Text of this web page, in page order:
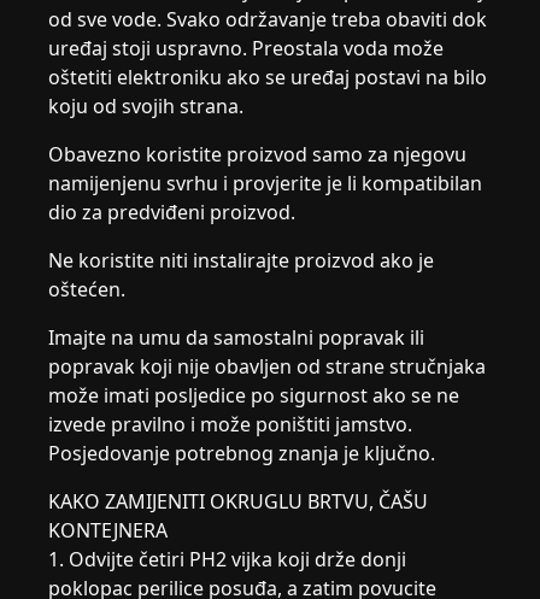
od sve vode. Svako održavanje treba obaviti dok
uređaj stoji uspravno. Preostala voda može
oštetiti elektroniku ako se uređaj postavi na bilo
koju od svojih strana.
Obavezno koristite proizvod samo za njegovu
namijenjenu svrhu i provjerite je li kompatibilan
dio za predviđeni proizvod.
Ne koristite niti instalirajte proizvod ako je
oštećen.
Imajte na umu da samostalni popravak ili
popravak koji nije obavljen od strane stručnjaka
može imati posljedice po sigurnost ako se ne
izvede pravilno i može poništiti jamstvo.
Posjedovanje potrebnog znanja je ključno.
KAKO ZAMIJENITI OKRUGLU BRTVU, ČAŠU
KONTEJNERA
1. Odvijte četiri PH2 vijka koji drže donji
poklopac perilice posuđa, a zatim povucite